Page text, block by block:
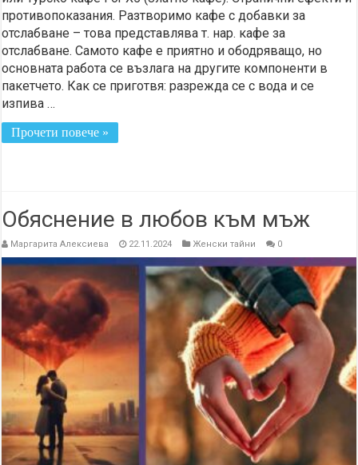
противопоказания. Разтворимо кафе с добавки за
отслабване – това представлява т. нар. кафе за
отслабване. Самото кафе е приятно и ободряващо, но
основната работа се възлага на другите компоненти в
пакетчето. Как се приготвя: разрежда се с вода и се
изпива …
Прочети повече »
Обяснение в любов към мъж
Маргарита Алексиева 22.11.2024 Женски тайни 0